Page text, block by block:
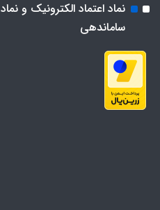
نماد اعتماد الکترونیک و نماد
ساماندهی